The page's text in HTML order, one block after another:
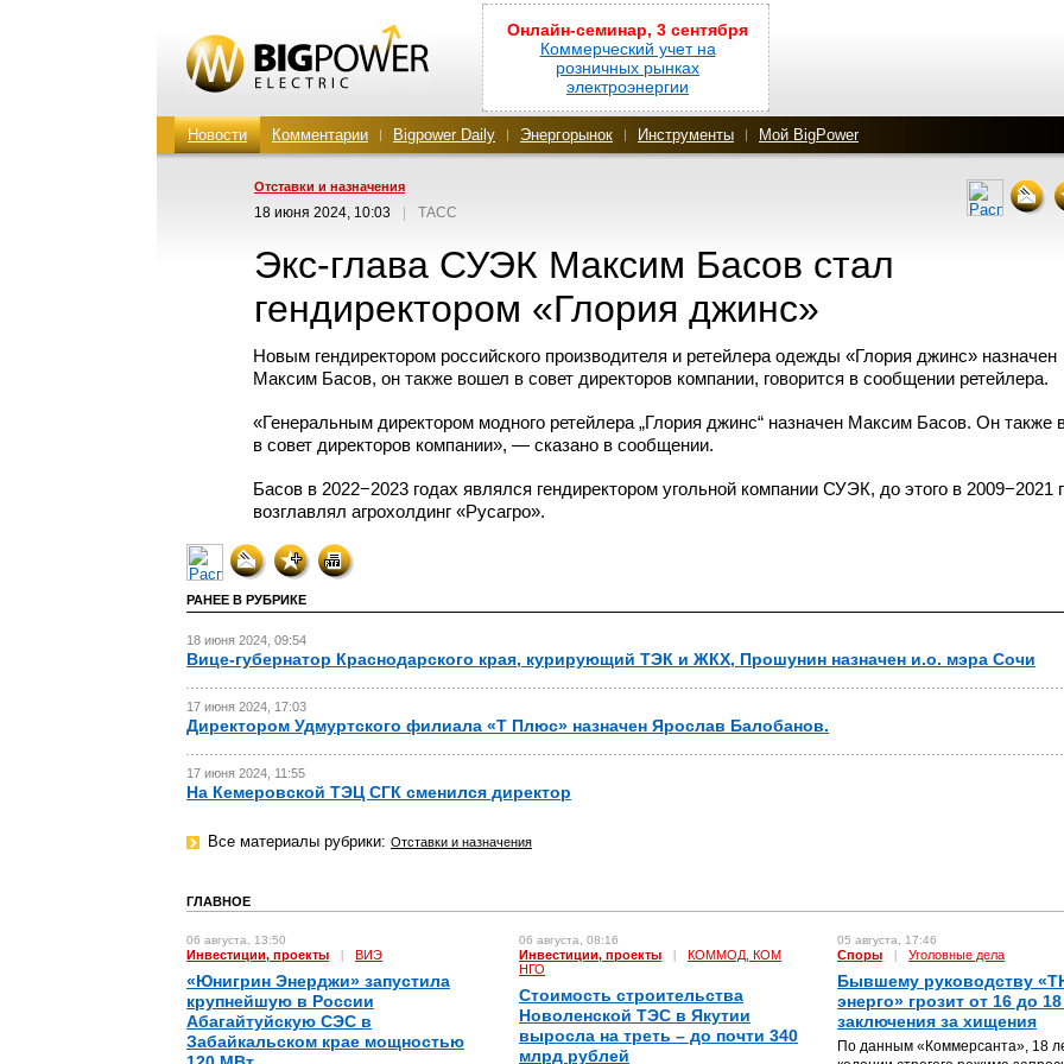
Онлайн-семинар, 3 сентября
Коммерческий учет на
розничных рынках
электроэнергии
Новости Комментарии Bigpower Daily Энергорынок Инструменты Мой BigPower
Отставки и назначения
18 июня 2024, 10:03 ТАСС
Экс-глава СУЭК Максим Басов стал
гендиректором «Глория джинс»
Новым гендиректором российского производителя и ретейлера одежды «Глория джинс» назначен
Максим Басов, он также вошел в совет директоров компании, говорится в сообщении ретейлера.
«Генеральным директором модного ретейлера „Глория джинс“ назначен Максим Басов. Он также
в совет директоров компании», — сказано в сообщении.
Басов в 2022−2023 годах являлся гендиректором угольной компании СУЭК, до этого в 2009−2021
возглавлял агрохолдинг «Русагро».
РАНЕЕ В РУБРИКЕ
18 июня 2024, 09:54
Вице-губернатор Краснодарского края, курирующий ТЭК и ЖКХ, Прошунин назначен и.о. мэра Сочи
17 июня 2024, 17:03
Директором Удмуртского филиала «Т Плюс» назначен Ярослав Балобанов.
17 июня 2024, 11:55
На Кемеровской ТЭЦ СГК сменился директор
Все материалы рубрики: Отставки и назначения
ГЛАВНОЕ
06 августа, 13:50
Инвестиции, проекты | ВИЭ
«Юнигрин Энерджи» запустила
крупнейшую в России
Абагайтуйскую СЭС в
Забайкальском крае мощностью
06 августа, 08:16
Инвестиции, проекты |
КОММОД, КОМ
НГО
Стоимость строительства
Новоленской ТЭС в Якутии
выросла на треть – до почти 340
млрд рублей
05 августа, 17:46
Споры | Уголовные дела
Бывшему руководству
энерго» грозит от 16 до
заключения за хищения
По данным «Коммерсанта», 18